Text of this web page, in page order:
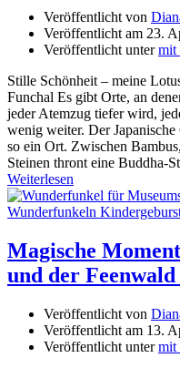
Veröffentlicht von
Veröffentlicht am 23.
Veröffentlicht untermit
Stille Schönheit – meine
Funchal Es gibt Orte, an
jeder Atemzug tiefer wird,
wenig weiter. Der
so ein Ort. Zwischen
Steinen thront eine Buddha-
Weiterlesen
Magische
und der
Veröffentlicht von
Veröffentlicht am 13.
Veröffentlicht untermit